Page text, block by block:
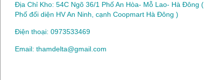
Địa Chỉ Kho: 54C Ngõ 36/1 Phố An Hòa- Mỗ Lao- Hà Đông (
Phố đối diện HV An Ninh, cạnh Coopmart Hà Đông )
Điện thoại: 0973533469
Email: thamdelta@gmail.com